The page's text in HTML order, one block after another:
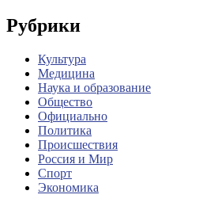
Рубрики
Культура
Медицина
Наука и образование
Общество
Официально
Политика
Происшествия
Россия и Мир
Спорт
Экономика